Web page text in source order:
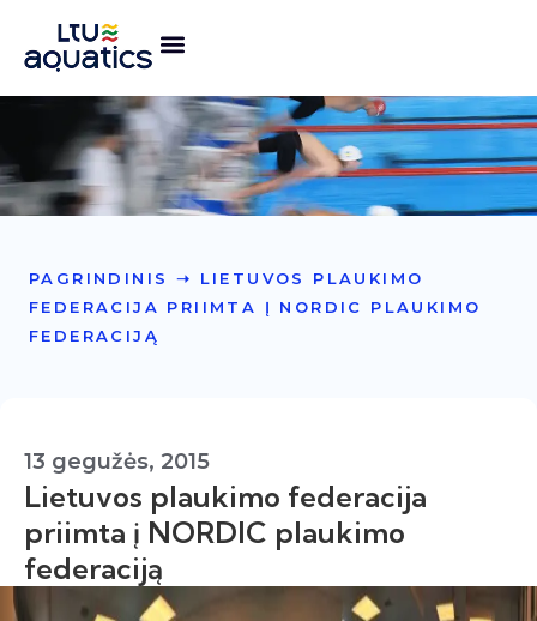
PAGRINDINIS ➝ LIETUVOS PLAUKIMO
FEDERACIJA PRIIMTA Į NORDIC PLAUKIMO
FEDERACIJĄ
13 gegužės, 2015
Lietuvos plaukimo federacija
priimta į NORDIC plaukimo
federaciją